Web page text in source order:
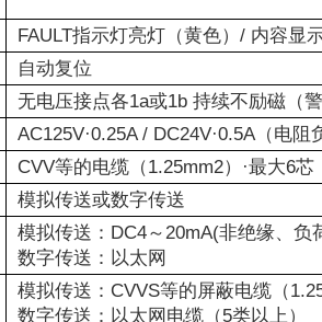
FAULT指示灯亮灯（黄色）/ 内容显
自动复位
无电压接点各1a或1b 持续不励磁（
AC125V·0.25A / DC24V·0.5A（电阻
CVV等的电缆（1.25mm2）·最大6芯
模拟传送或数字传送
模拟传送：DC4～20mA(非绝缘、负
数字传送：以太网
模拟传送：CVVS等的屏蔽电缆（
数字传送：以太网电缆（5类以上）